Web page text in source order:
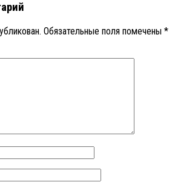
Обязательные поля помечены *